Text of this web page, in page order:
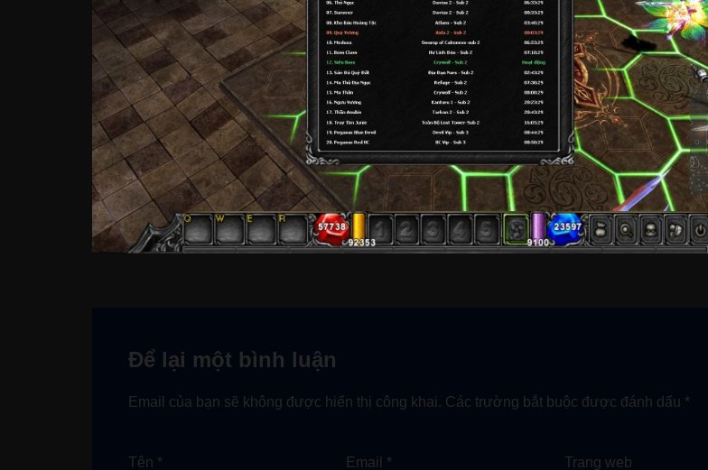
Để lại một bình luận
Email của bạn sẽ không được hiển thị công khai. Các trường bắt buộc được đánh dấu *
Tên * Email * Trang web